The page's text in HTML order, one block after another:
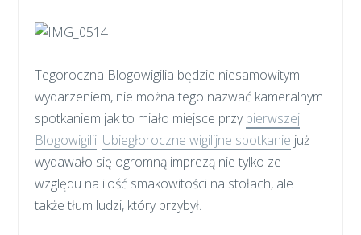
Tegoroczna Blogowigilia będzie niesamowitym
wydarzeniem, nie można tego nazwać kameralnym
spotkaniem jak to miało miejsce przypierwszej
Blogowigilii. Ubiegłoroczne wigilijne spotkanie już
wydawało się ogromną imprezą nie tylko ze
względu na ilość smakowitości na stołach, ale
także tłum ludzi, który przybył.